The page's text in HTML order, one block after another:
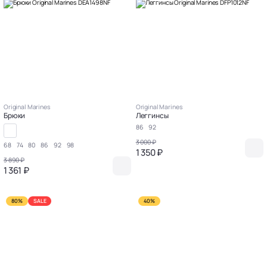
Original Marines
Брюки
68 74 80 86 92
98
3 890 ₽
1 361 ₽
Original Marines
Леггинсы
86
92
3 000 ₽
1 350 ₽
80% SALE 40%